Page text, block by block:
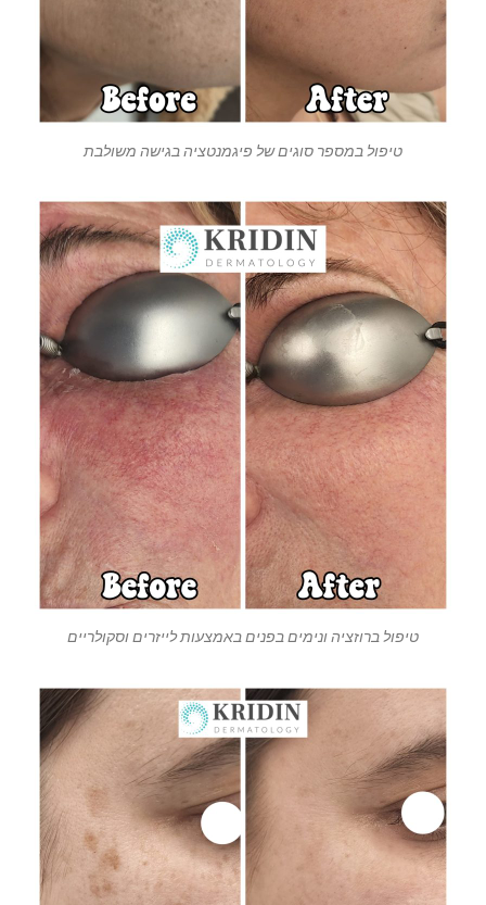
טיפול במספר סוגים של פיגמנטציה בגישה משולבת
טיפול ברוזציה ונימים בפנים באמצעות לייזרים וסקולריים